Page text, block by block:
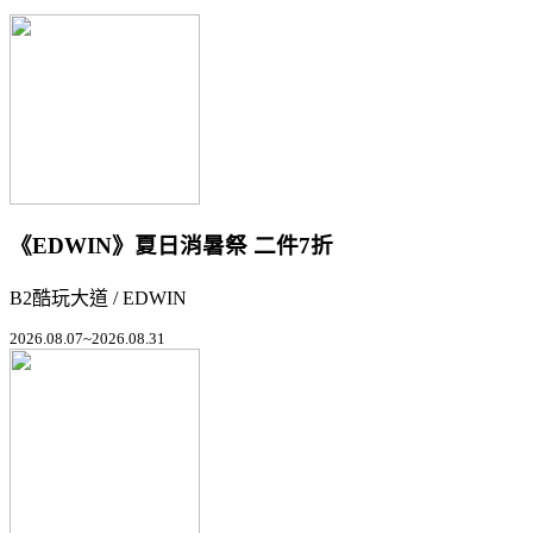
《EDWIN》夏日消暑祭 二件7折
B2酷玩大道 / EDWIN
2026.08.07~2026.08.31